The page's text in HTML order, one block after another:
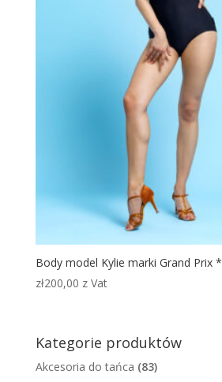
Body model Kylie marki Grand Prix *
zł200,00 z Vat
Kategorie produktów
Akcesoria do tańca (83)